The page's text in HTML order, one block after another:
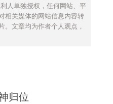
人单独授权，任何网站、平
相关媒体的网站信息内容转
。文章均为作者个人观点，
归位